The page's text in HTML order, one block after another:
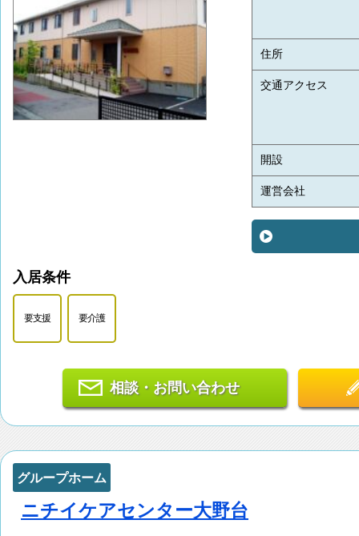
住所
交通アクセス
開設
運営会社
入居条件
要支援 要介護
相談・お問い合わせ
グループホーム
ニチイケアセンター大野台